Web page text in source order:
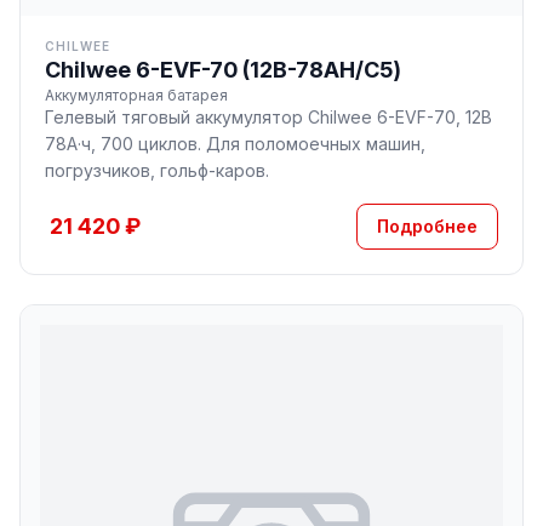
CHILWEE
Chilwee 6-EVF-70 (12В-78AH/С5)
Аккумуляторная батарея
Гелевый тяговый аккумулятор Chilwee 6-EVF-70, 12В
78А·ч, 700 циклов. Для поломоечных машин,
погрузчиков, гольф-каров.
21 420 ₽ Подробнее